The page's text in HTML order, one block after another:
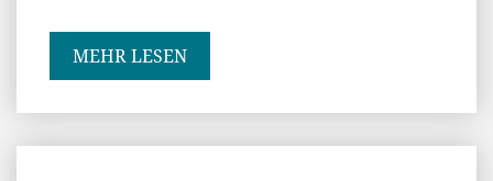
MEHR LESEN